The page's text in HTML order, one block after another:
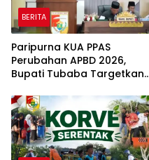
BERITA
Paripurna KUA PPAS
Perubahan APBD 2026,
Bupati Tubaba Targetkan
Rp820,3 Miliar